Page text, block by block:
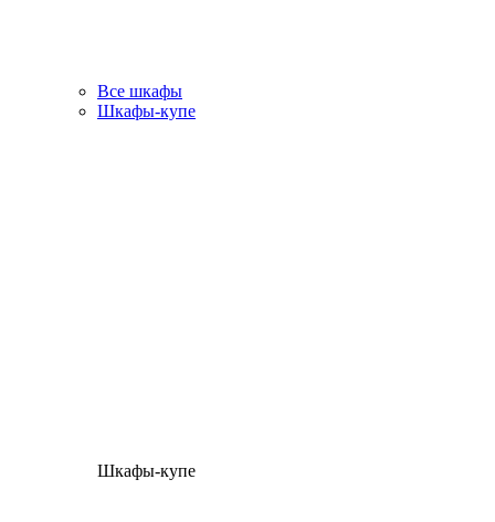
Все шкафы
Шкафы-купе
Шкафы-купе